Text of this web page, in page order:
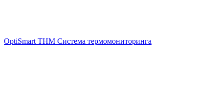
OptiSmart THM Система термомониторинга